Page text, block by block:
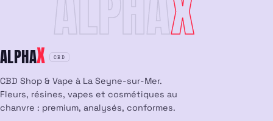
ALPHAX CBD
CBD Shop & Vape à La Seyne-sur-Mer.
Fleurs, résines, vapes et cosmétiques au
chanvre : premium, analysés, conformes.